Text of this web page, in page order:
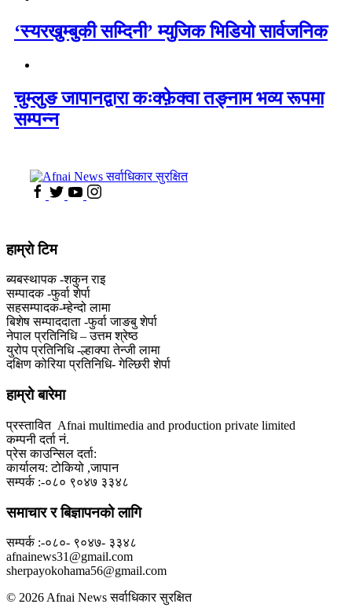
‘स्यरखुम्बुकी सम्दिनी’ म्युजिक भिडियो सार्वजनिक
चुम्लुङ जापानद्वारा कःक्फ़ेक्वा तङ्नाम भव्य रूपमा
सम्पन्न
हाम्राे टिम
ब्यबस्थापक -शकुन राइ
सम्पादक -फुर्वा शेर्पा
सहसम्पादक-म्हेन्दो लामा
‍बिशेष सम्पाददाता -फुर्वा जा‌ङबु शेर्पा
नेपाल प्रतिनिधि – उत्तम श्रेष्ठ
युरोप प्रतिनिधि -ल्हाक्पा तेन्जी लामा
दक्षिण कोरिया प्रतिनिधि- गेल्छिरी शेर्पा
हाम्रो बारेमा
प्रस्तावित Afnai multimedia and production private limited
कम्पनी दर्ता नं.
प्रेस काउन्सिल दर्ता:
कार्यालय: टोकियो ,जापान
सम्पर्क :-०८० ९०४७ ३३४८
समाचार र बिज्ञापनको लागि
सम्पर्क :-०८०- ९०४७- ३३४८
afnainews31@gmail.com
sherpayokohama56@gmail.com
© 2026 Afnai News सर्वाधिकार सुरक्षित